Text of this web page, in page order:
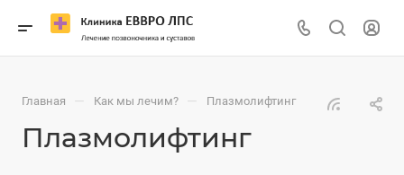
Главная — Как мы лечим? — Плазмолифтинг
Плазмолифтинг